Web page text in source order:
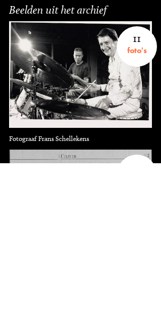
Beelden uit het archief
11
foto's
Fotograaf Frans Schellekens